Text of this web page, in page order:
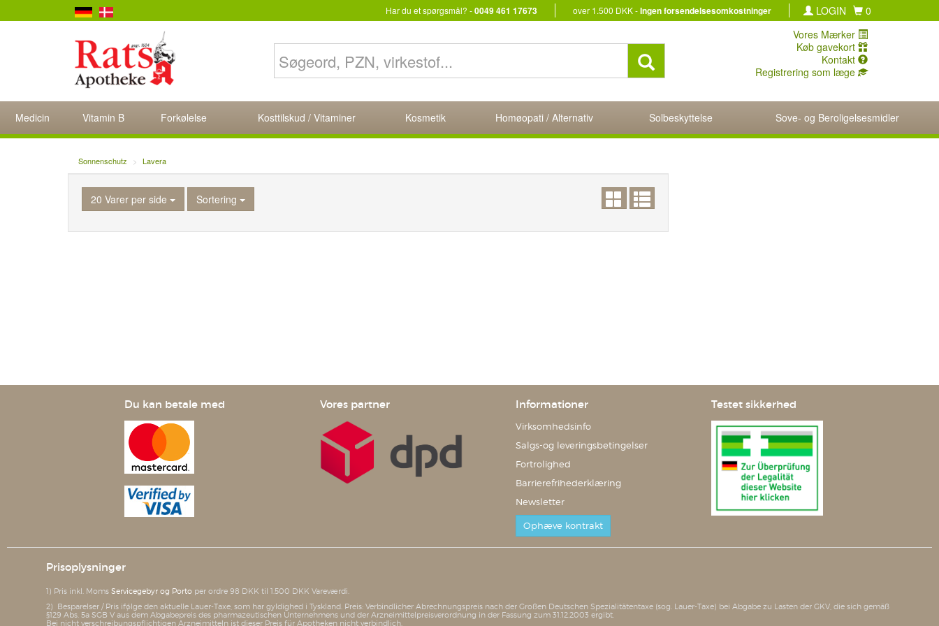
Har du et spørgsmål? -0049 461 17673 over 1.500 DKK -Ingen forsendelsesomkostninger LOGIN
0
Vores Mærker
Køb gavekort
Kontakt
Registrering som læge
Medicin Vitamin B Forkølelse Kosttilskud / Vitaminer Kosmetik Homøopati / Alternativ Solbeskyttelse Sove- og Beroligelsesmidler
Sonnenschutz Lavera
20 Varer per side Sortering
Du kan betale med Vores partner Informationer
Virksomhedsinfo
Salgs-og leveringsbetingelser
Fortrolighed
Barrierefrihederklæring
Newsletter
Ophæve kontrakt
Testet sikkerhed
Prisoplysninger
1) Pris inkl. Moms Servicegebyr og Porto per ordre 98 DKK til 1.500 DKK Vareværdi.
2) Besparelser / Pris ifølge den aktuelle Lauer-Taxe, som har gyldighed i Tyskland. Preis: Verbindlicher Abrechnungspreis nach der Großen Deutschen Spezialitätentaxe (sog. Lauer-Taxe) bei Abgabe zu Lasten der GKV, die sich gemäß
§129 Abs. 5a SGB V aus dem Abgabepreis des pharmazeutischen Unternehmens und der Arzneimittelpreisverordnung in der Fassung zum 31.12.2003 ergibt.
Bei nicht verschreibungspflichtigen Arzneimitteln ist dieser Preis für Apotheken nicht verbindlich.